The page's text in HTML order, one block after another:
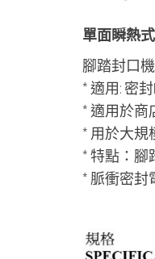
單面瞬熱
腳踏封口機
* 適用: 密封
* 適用於商
* 用於大規
* 特點：腳
* 脈衝密封